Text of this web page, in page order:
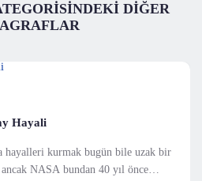
DİĞER
Hayali
hayalleri kurmak bugün bile uzak bir
NASA bundan 40 yıl önce